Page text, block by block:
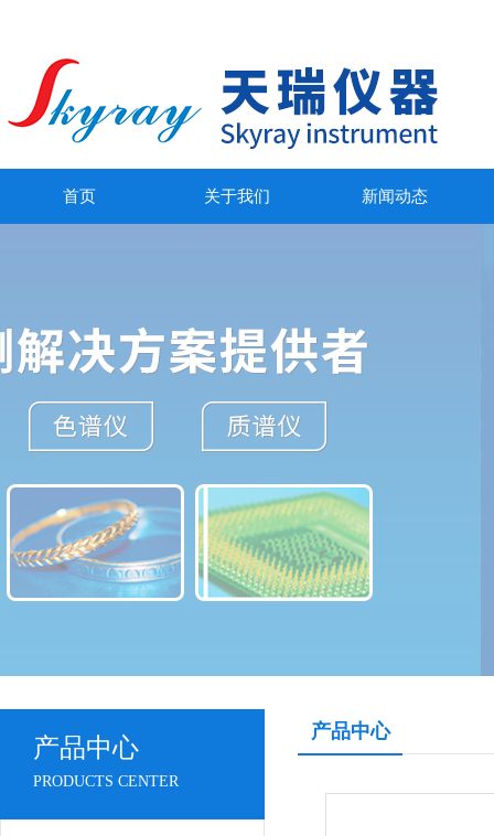
首页 关于我们 新闻动态
产品中心
PRODUCTS CENTER
产品中心